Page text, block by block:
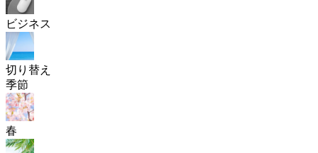
ビジネス
切り替え
季節
春